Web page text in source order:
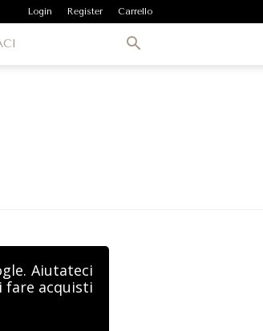
Login Register Carrello
Aiutateci
fare acquisti